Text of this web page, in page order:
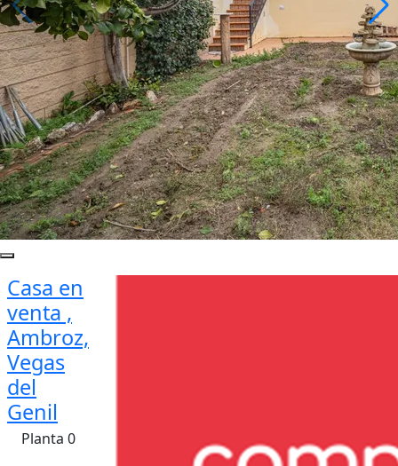
Casa en
venta ,
Ambroz,
Vegas
del
Genil
Planta 0